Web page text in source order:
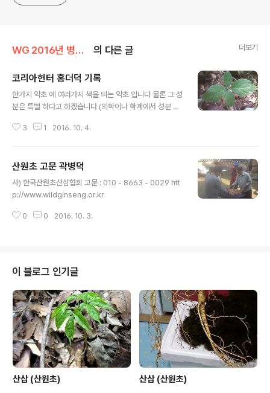
WG 2016년 병신년 기록 의 다른 글 더보기
코리아헌터 홍더덕 기록
한가지 약초 에 여러가지 색을 띄는 약초 입니다 물론 그 성
분은 특별 하다고 하겠습니다 (의학이나 학계에서 성분 분
(백,황,적,흑) (木,火,金,水) (백삼,황삼,불삼,흑삼) 2.길경
추 동(백,황,적,흑) (木,火,金,水)(백더덕.황더덕.홍더덕.흑
더덕(청더덕) 4.잔대(사삼) 춘 하 추 동(백,황,적,흑) (木,
火,金,水)(백잔대.황잔대 .홍잔대.먹잔대(흑잔대)
3 1 2016. 10. 4.
산원초 고문 곽병덕
사) 한국산원초산삼협회 고문 : 010 - 8663 - 0029 htt
p://www.wildginseng.or.kr
0 0 2016. 10. 3.
이 블로그 인기글
산삼 (산원초) 산삼 (산원초)